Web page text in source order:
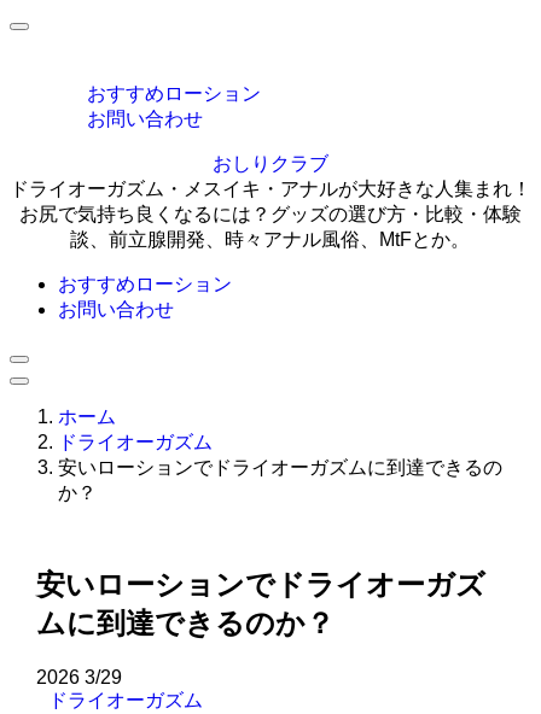
おすすめローション
お問い合わせ
おしりクラブ
ドライオーガズム・メスイキ・アナルが大好きな人集まれ！
お尻で気持ち良くなるには？グッズの選び方・比較・体験
談、前立腺開発、時々アナル風俗、MtFとか。
おすすめローション
お問い合わせ
ホーム
ドライオーガズム
安いローションでドライオーガズムに到達できるの
か？
安いローションでドライオーガズ
ムに到達できるのか？
2026 3/29
ドライオーガズム